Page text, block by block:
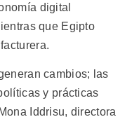
digital
que Egipto
cambios; las
y prácticas
Iddrisu, directora